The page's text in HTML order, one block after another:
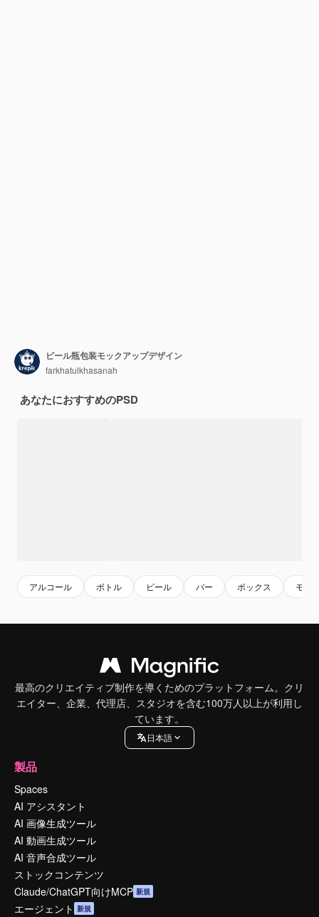
ビール瓶包装モックアップデザイン
farkhatulkhasanah
あなたにおすすめのPSD
アルコール ボトル ビール バー ボックス モッ
最高のクリエイティブ制作を導くためのプラットフォーム。クリ
エイター、企業、代理店、スタジオを含む100万人以上が利用し
ています。
日本語
製品
Spaces
AI アシスタント
AI 画像生成ツール
AI 動画生成ツール
AI 音声合成ツール
ストックコンテンツ
Claude/ChatGPT向けMCP 新規
エージェント 新規